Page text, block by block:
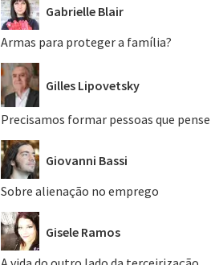
Gabrielle Blair
Armas para proteger a família?
Gilles Lipovetsky
Precisamos formar pessoas que
Giovanni Bassi
Sobre alienação no emprego
Gisele Ramos